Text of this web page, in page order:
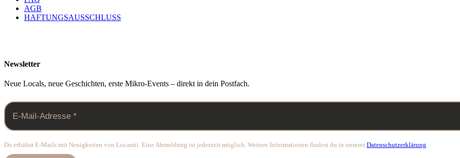
AGB
HAFTUNGSAUSSCHLUSS
Newsletter
Neue Locals, neue Geschichten, erste Mikro-Events – direkt in dein Postfach.
Du erhältst E-Mails mit Neuigkeiten von Locamii. Eine Abmeldung ist jederzeit möglich. Weitere Informationen findest du in unsererDatenschutzerklärung.